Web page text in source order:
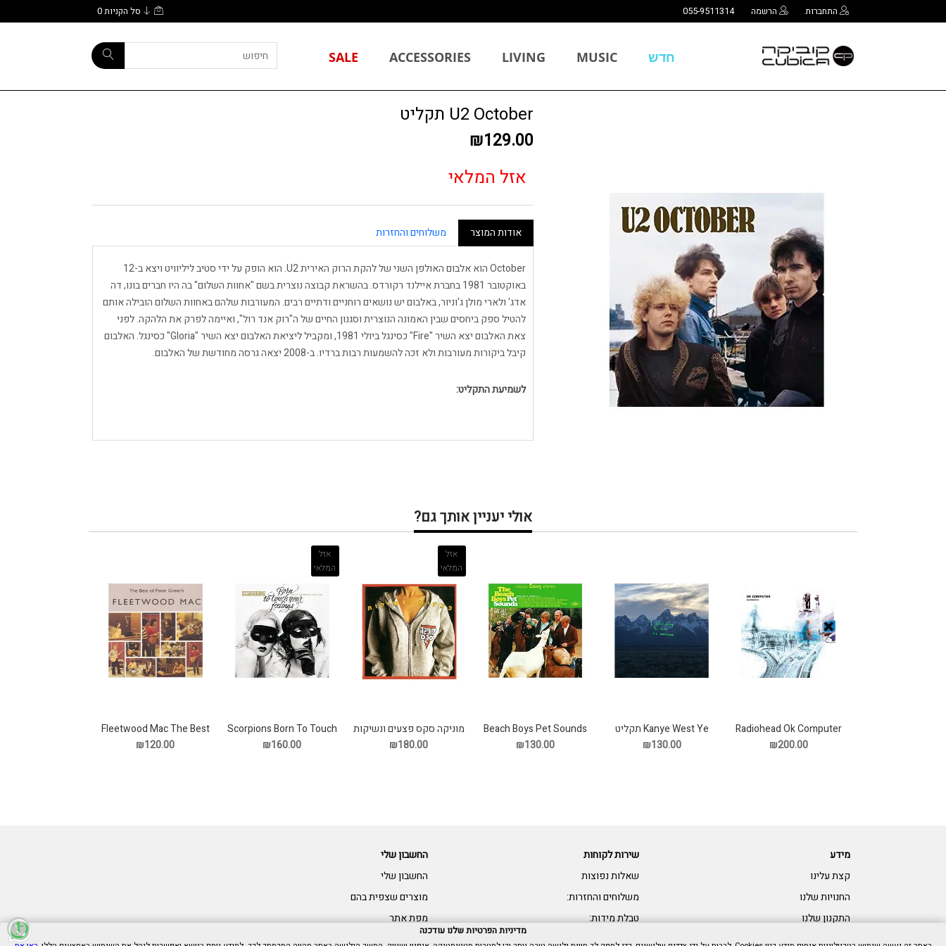
התחברות הרשמה 055-9511314 סל הקניות0
חדש MUSIC
LIVING
ACCESSORIES
SALE
U2 October תקליט
₪129.00
אזל המלאי
אודות המוצר משלוחים והחזרות
October הוא אלבום האולפן השני של להקת הרוק האירית U2. הוא הופק על ידי סטיב ליליוויט ויצא ב-12
באוקטובר 1981 בחברת איילנד רקורדס. בהשראת קבוצה נוצרית בשם "אחוות השלום" בה היו חברים בונו, דה
אדג' ולארי מולן ג'וניור, באלבום יש נושאים רוחניים ודתיים רבים. המעורבות שלהם באחוות השלום הובילה אותם
להטיל ספק ביחסים שבין האמונה הנוצרית וסגנון החיים של ה"רוק אנד רול", ואיימה לפרק את הלהקה. לפני
צאת האלבום יצא השיר "Fire" כסינגל ביולי 1981, ומקביל ליציאת האלבום יצא השיר "Gloria" כסינגל. האלבום
קיבל ביקורות מעורבות ולא זכה להשמעות רבות ברדיו. ב-2008 יצאה גרסה מחודשת של האלבום.
לשמיעת התקליט:
אולי יעניין אותך גם?
Radiohead Ok Computer
3LP תקליט
₪200.00
Kanye West Ye תקליט
₪130.00
Beach Boys Pet Sounds
תקליט
₪130.00
אזל
המלאי
מוניקה סקס פצעים ונשיקות
תקליט
₪180.00
אזל
המלאי
Scorpions Born To Touch
Your Feelings תקליט
₪160.00
Fleetwood Mac The Best
of Peter Green's תקליט
₪120.00
מידע
קצת עלינו
החנויות שלנו
התקנון שלנו
צרו קשר:
שירות לקוחות
שאלות נפוצות
משלוחים והחזרות:
טבלת מידות:
נגישות:
החשבון שלי
החשבון שלי
מוצרים שצפית בהם
מפת אתר
מדיניות הפרטיות שלנו עודכנה